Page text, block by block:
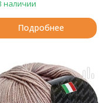
наличии
Подробнее